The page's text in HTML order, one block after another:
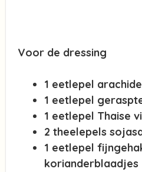
Voor de dressing
1 eetlepel
1 eetlepel
1 eetlepel Thaise
2 theelepels
1 eetlepel
korianderblaadjes